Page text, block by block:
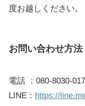
度お越しください。
お問い合わせ方法
電話 ：080-8030-
LINE： https://